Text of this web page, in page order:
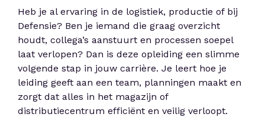
Heb je al ervaring in de logistiek, productie of bij
Defensie? Ben je iemand die graag overzicht
houdt, collega’s aanstuurt en processen soepel
laat verlopen? Dan is deze opleiding een slimme
volgende stap in jouw carrière. Je leert hoe je
leiding geeft aan een team, planningen maakt en
zorgt dat alles in het magazijn of
distributiecentrum efficiënt en veilig verloopt.